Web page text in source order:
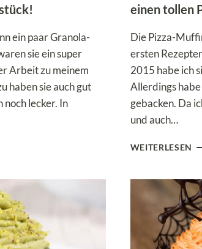
ein paar Granola-
sie ein super
Arbeit zu meinem
haben sie auch gut
noch lecker. In
einen tollen
Die Pizza-
ersten
2015 habe ich
Allerdings
gebacken. Da
und auch…
WEITERLESEN
–